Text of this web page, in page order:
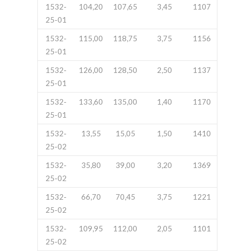
1532-
25-01
104,20 107,65 3,45 1107
1532-
25-01
115,00 118,75 3,75 1156
1532-
25-01
126,00 128,50 2,50 1137
1532-
25-01
133,60 135,00 1,40 1170
1532-
25-02
13,55 15,05 1,50 1410
1532-
25-02
35,80 39,00 3,20 1369
1532-
25-02
66,70 70,45 3,75 1221
1532-
25-02
109,95 112,00 2,05 1101